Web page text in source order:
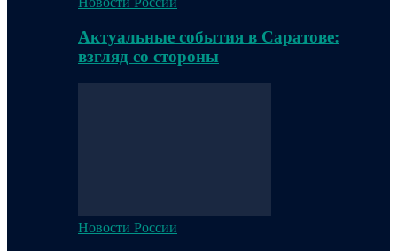
Актуальные события в Саратове:
взгляд со стороны
Новости России